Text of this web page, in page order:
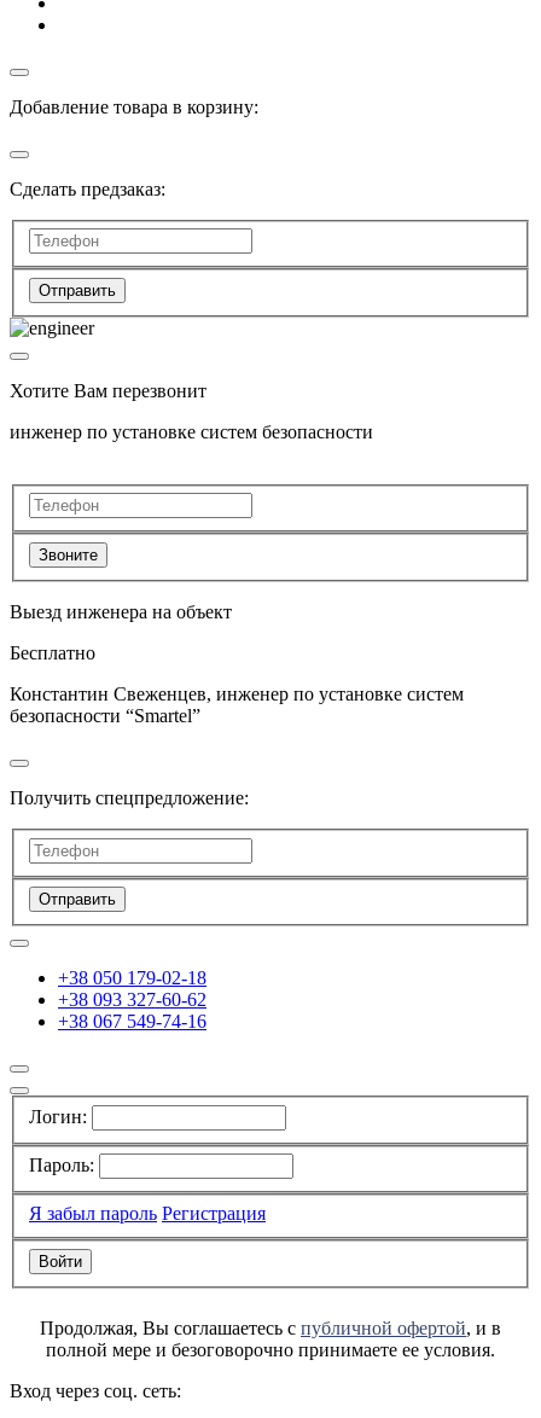
Добавление товара в корзину:
Сделать предзаказ:
Отправить
Хотите Вам перезвонит
инженер по установке систем безопасности
Звоните
Выезд инженера на объект
Бесплатно
Константин Свеженцев, инженер по установке систем
безопасности “Smartel”
Получить спецпредложение:
Отправить
+38 050 179-02-18
+38 093 327-60-62
+38 067 549-74-16
Логин:
Пароль:
Я забыл пароль Регистрация
Продолжая, Вы соглашаетесь с публичной офертой, и в
полной мере и безоговорочно принимаете ее условия.
Вход через соц. сеть: